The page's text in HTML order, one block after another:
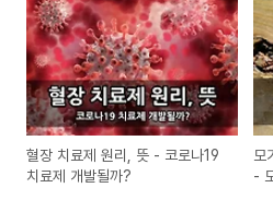
혈장 치료제 원리, 뜻 - 코로나19
치료제 개발될까?
모
-